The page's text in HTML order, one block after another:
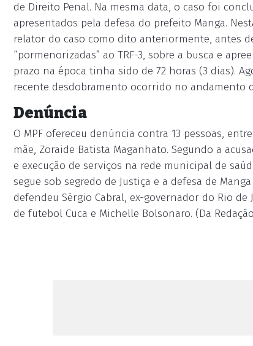
de Direito Penal. Na mesma data, o caso foi
apresentados pela defesa do prefeito Manga.
relator do caso como dito anteriormente, antes
“pormenorizadas” ao TRF-3, sobre a busca e
prazo na época tinha sido de 72 horas (3 dias).
recente desdobramento ocorrido no andamento
Denúncia
O MPF ofereceu denúncia contra 13 pessoas,
mãe, Zoraide Batista Maganhato. Segundo a
e execução de serviços na rede municipal de
segue sob segredo de Justiça e a defesa de
defendeu Sérgio Cabral, ex-governador do Rio
de futebol Cuca e Michelle Bolsonaro. (Da